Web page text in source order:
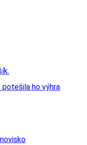
potešila ho výhra